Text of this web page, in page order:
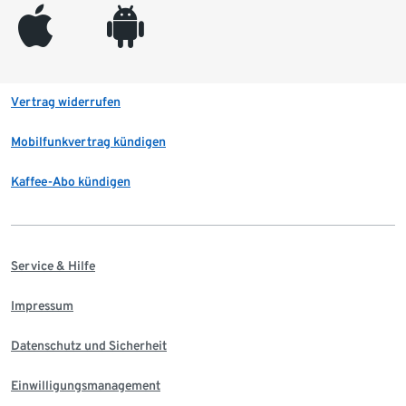
appleinc android
Vertrag widerrufen
Mobilfunkvertrag kündigen
Kaffee-Abo kündigen
Service & Hilfe
Impressum
Datenschutz und Sicherheit
Einwilligungsmanagement